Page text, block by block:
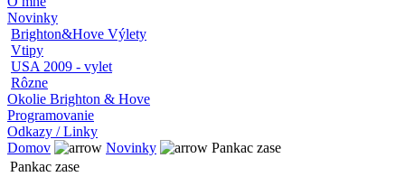
Novinky
Brighton&Hove Výlety
Vtipy
USA 2009 - vylet
Rôzne
Okolie Brighton & Hove
Programovanie
Odkazy / Linky
Domov
Novinky
Pankac zase
Pankac zase